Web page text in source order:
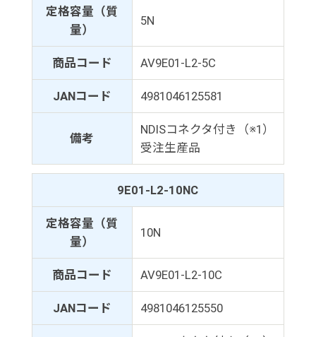
定格容量（質
量）
5N
商品コード AV9E01-L2-5C
JANコード 4981046125581
備考
NDISコネクタ付き（※1）
受注生産品
9E01-L2-10NC
定格容量（質
量）
10N
商品コード AV9E01-L2-10C
JANコード 4981046125550